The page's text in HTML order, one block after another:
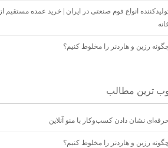
انواع فوم صنعتی در ایران | خرید عمده مستقیم از
رزین و هاردنر را مخلوط کنیم؟
ترين مطالب
نشان دادن کسب‌وکار با منو آنلاین
رزین و هاردنر را مخلوط کنیم؟